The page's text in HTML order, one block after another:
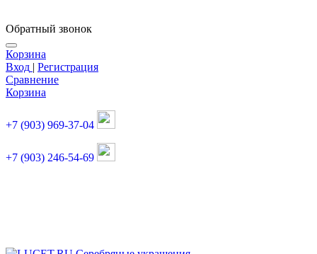
Обратный звонок
Корзина
Вход | Регистрация
Сравнение
Корзина
+7 (903) 969-37-04
+7 (903) 246-54-69